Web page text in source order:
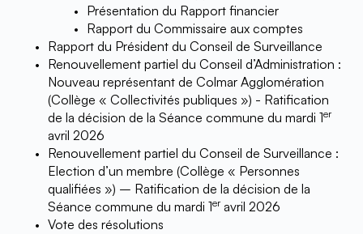
Présentation du Rapport financier
Rapport du Commissaire aux comptes
Rapport du Président du Conseil de Surveillance
Renouvellement partiel du Conseil d’Administration :
Nouveau représentant de Colmar Agglomération
(Collège « Collectivités publiques ») - Ratification
de la décision de la Séance commune du mardi 1er
avril 2026
Renouvellement partiel du Conseil de Surveillance :
Election d’un membre (Collège « Personnes
qualifiées ») – Ratification de la décision de la
Séance commune du mardi 1er avril 2026
Vote des résolutions